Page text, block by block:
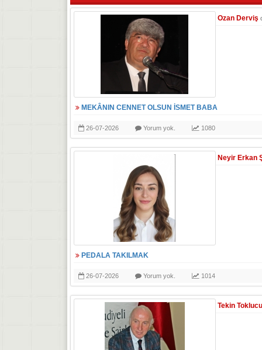
Ozan Derviş
MEKÂNIN CENNET OLSUN İSMET BABA
26-07-2026 Yorum yok. 1080
Neyir Erkan
PEDALA TAKILMAK
26-07-2026 Yorum yok. 1014
Tekin